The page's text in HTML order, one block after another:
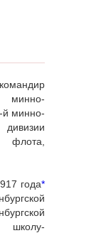
минно-
й минно-
флота,
года*
школу-